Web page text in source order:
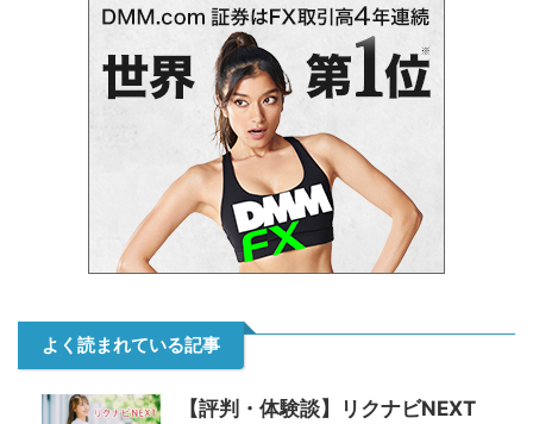
よく読まれている記事
【評判・体験談】リクナビNEXT